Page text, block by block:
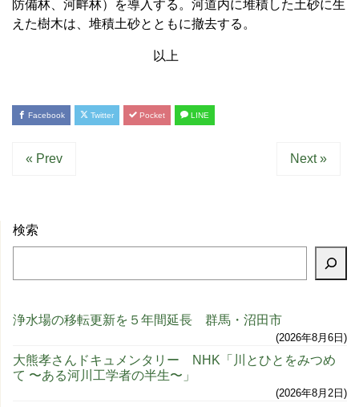
防備林、河畔林）を導入する。河道内に堆積した土砂に生
えた樹木は、堆積土砂とともに撤去する。
以上
Facebook Twitter Pocket LINE
« Prev Next »
検索
浄水場の移転更新を５年間延長 群馬・沼田市
2026年8月6日
大熊孝さんドキュメンタリー NHK「川とひとをみつめ
て 〜ある河川工学者の半生〜」
2026年8月2日